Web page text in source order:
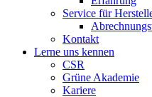
Service für
Kontakt
Lerne uns kennen
CSR
Grüne Akademie
Kariere